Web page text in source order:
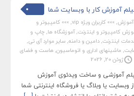
آموزش کار با وبسایت شما
آموزش, »»» کاربران ویژه vip , »»» کامپیوتر و
کامپیوتر و اینترنت,آموزشگاه ها, چاپ و
اینترنت, دامین و دامنه, سایر موارد آی تی,
, ماشینهای اداری و اتوماسیون, هاست و فضای
ژوئن 20, 2026
آموزشی و ساخت ویدئوی آموزش
وبسایت یا وبلاگ یا فروشگاه اینترنتی شما